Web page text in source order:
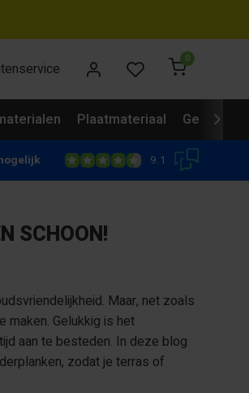
0
Plaatmateriaal
9.1
SCHOON!
Maar, net zoals
maken. Gelukkig is het
aan te besteden. In deze blog
zodat je terras of